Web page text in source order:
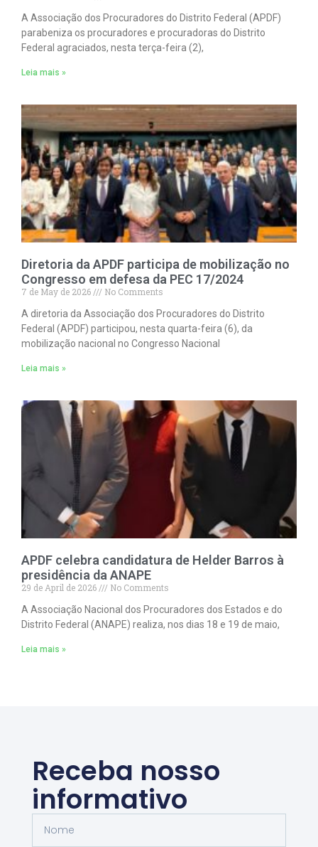
A Associação dos Procuradores do Distrito Federal (APDF)
parabeniza os procuradores e procuradoras do Distrito
Federal agraciados, nesta terça-feira (2),
Leia mais »
Diretoria da APDF participa de mobilização no
Congresso em defesa da PEC 17/2024
7 de May de 2026
No Comments
A diretoria da Associação dos Procuradores do Distrito
Federal (APDF) participou, nesta quarta-feira (6), da
mobilização nacional no Congresso Nacional
Leia mais »
APDF celebra candidatura de Helder Barros à
presidência da ANAPE
29 de April de 2026
No Comments
A Associação Nacional dos Procuradores dos Estados e do
Distrito Federal (ANAPE) realiza, nos dias 18 e 19 de maio,
Leia mais »
Receba nosso
informativo